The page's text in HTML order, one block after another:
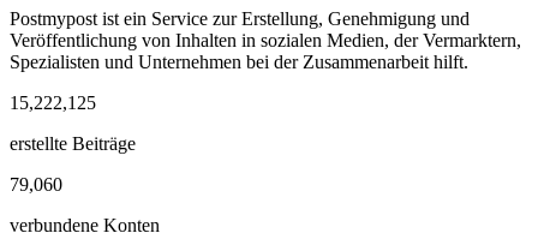
Postmypost ist ein Service zur Erstellung, Genehmigung und
Veröffentlichung von Inhalten in sozialen Medien, der Vermarktern,
Spezialisten und Unternehmen bei der Zusammenarbeit hilft.
15,222,125
erstellte Beiträge
79,060
verbundene Konten